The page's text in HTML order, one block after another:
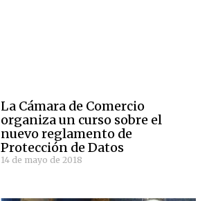
La Cámara de Comercio
organiza un curso sobre el
nuevo reglamento de
Protección de Datos
14 de mayo de 2018